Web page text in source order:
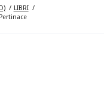
/ LIBRI /
Pertinace